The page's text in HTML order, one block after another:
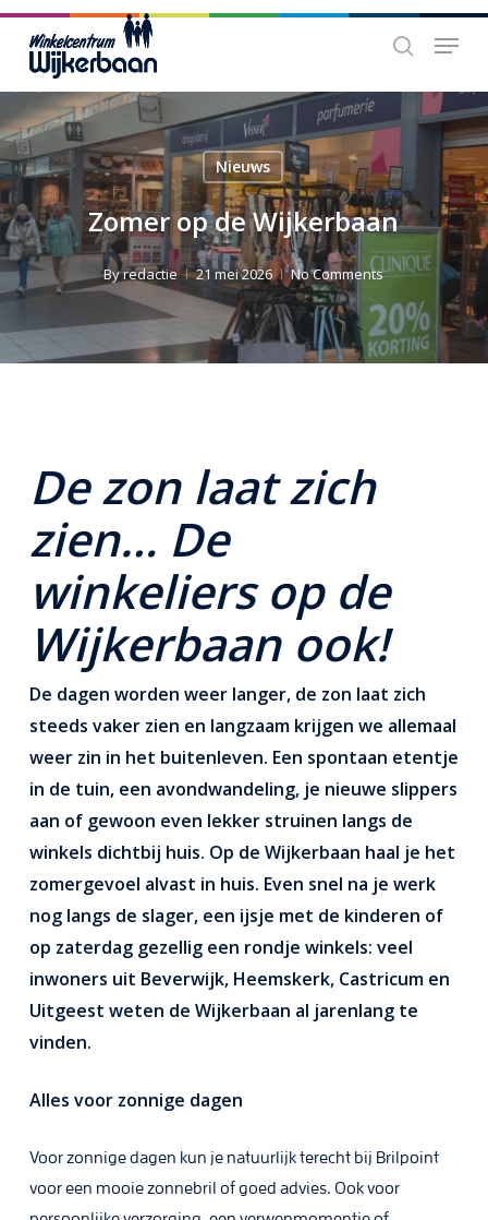
Skip
main
content
search
Menu
Nieuws
Zomer op de Wijkerbaan
Byredactie 21 mei 2026 No Comments
De zon laat zich
zien… De
winkeliers op de
Wijkerbaan ook!
De dagen worden weer langer, de zon laat zich
steeds vaker zien en langzaam krijgen we allemaal
weer zin in het buitenleven. Een spontaan etentje
in de tuin, een avondwandeling, je nieuwe slippers
aan of gewoon even lekker struinen langs de
winkels dichtbij huis. Op de Wijkerbaan haal je het
zomergevoel alvast in huis. Even snel na je werk
nog langs de slager, een ijsje met de kinderen of
op zaterdag gezellig een rondje winkels: veel
inwoners uit Beverwijk, Heemskerk, Castricum en
Uitgeest weten de Wijkerbaan al jarenlang te
vinden.
Alles voor zonnige dagen
Voor zonnige dagen kun je natuurlijk terecht bij Brilpoint
voor een mooie zonnebril of goed advies. Ook voor